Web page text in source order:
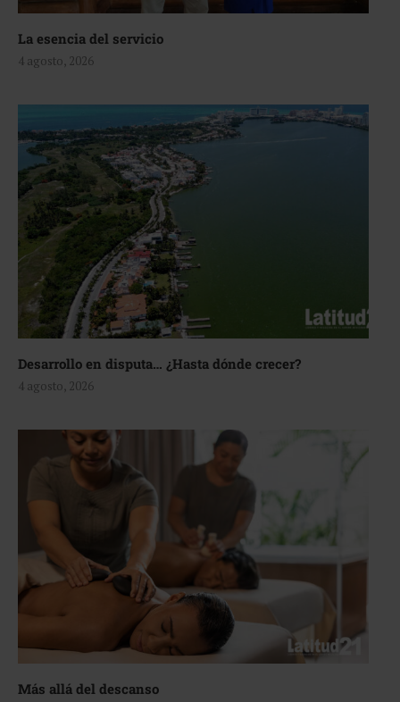
La esencia del servicio
4 agosto, 2026
Desarrollo en disputa… ¿Hasta dónde crecer?
4 agosto, 2026
Más allá del descanso